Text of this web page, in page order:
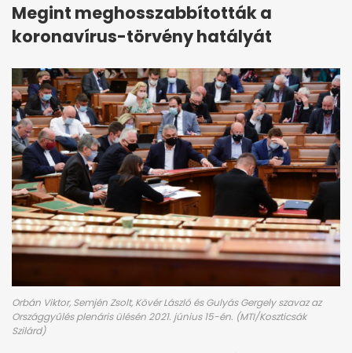
Megint meghosszabbították a
koronavírus-törvény hatályát
Orbán Viktor, Semjén Zsolt, Kövér László és Gulyás Gergely szavaz az
Országgyűlés plenáris ülésén 2021. június 15-én. (MTI/Koszticsák
Szilárd)